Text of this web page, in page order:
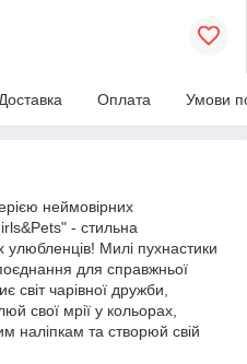
Доставка Оплата Умови
неймовірних
- стильна
улюбленців! Милі пухнастики
для справжньої
світ чарівної дружби,
свої мрії у кольорах,
наліпкам та створюй свій